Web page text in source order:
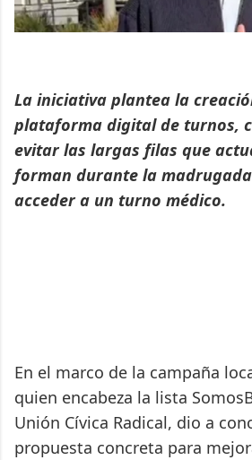
La iniciativa plantea la
plataforma digital de turnos,
evitar las largas filas que
forman durante la
acceder a un turno médico.
En el marco de la campaña
quien encabeza la lista
Unión Cívica Radical, dio a
propuesta concreta para